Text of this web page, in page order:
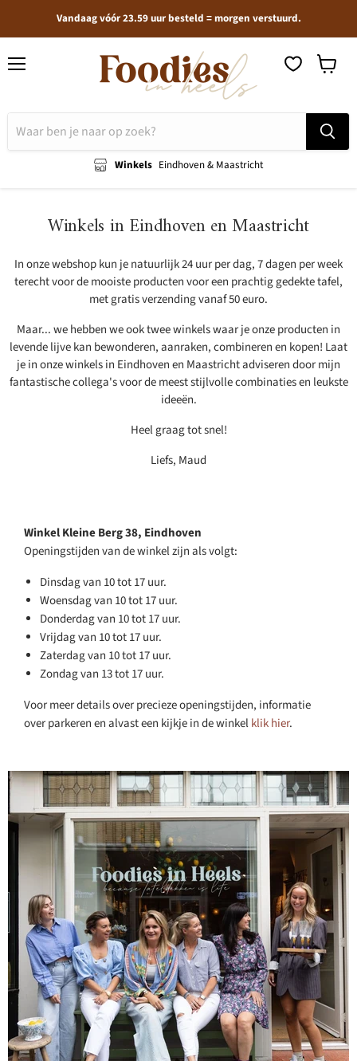
Vandaag vóór 23.59 uur besteld = morgen verstuurd.
Winkels Eindhoven & Maastricht
Winkels in Eindhoven en Maastricht
In onze webshop kun je natuurlijk 24 uur per dag, 7 dagen per week
terecht voor de mooiste producten voor een prachtig gedekte tafel,
met gratis verzending vanaf 50 euro.
Maar... we hebben we ook twee winkels waar je onze producten in
levende lijve kan bewonderen, aanraken, combineren en kopen! Laat
je in onze winkels in Eindhoven en Maastricht adviseren door mijn
fantastische collega's voor de meest stijlvolle combinaties en leukste
ideeën.
Heel graag tot snel!
Liefs, Maud
Winkel Kleine Berg 38, Eindhoven
Openingstijden van de winkel zijn als volgt:
Dinsdag van 10 tot 17 uur.
Woensdag van 10 tot 17 uur.
Donderdag van 10 tot 17 uur.
Vrijdag van 10 tot 17 uur.
Zaterdag van 10 tot 17 uur.
Zondag van 13 tot 17 uur.
Voor meer details over precieze openingstijden, informatie
over parkeren en alvast een kijkje in de winkelklik hier.